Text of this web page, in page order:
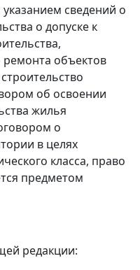
указанием сведений о
о допуске к
ремонта объектов
об освоении
жилья
о
в целях
класса, право
предметом
редакции: